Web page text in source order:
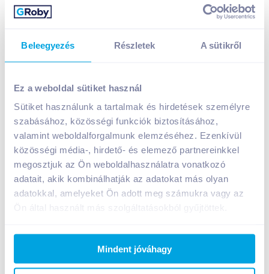
Beleegyezés Részletek A sütikről
Ez a weboldal sütiket használ
Sütiket használunk a tartalmak és hirdetések személyre
szabásához, közösségi funkciók biztosításához,
valamint weboldalforgalmunk elemzéséhez. Ezenkívül
közösségi média-, hirdető- és elemező partnereinkkel
megosztjuk az Ön weboldalhasználatra vonatkozó
adatait, akik kombinálhatják az adatokat más olyan
adatokkal, amelyeket Ön adott meg számukra vagy az
Mindent jóváhagy
Frittmann Irsai Olivér 2023 0,75 l száraz fehérbor
1 899Ft /
Egységár: 2 532 Ft / liter
Nettó eladási ár: 1 495Ft /db(27% áfa)
KosárbaKosárba
A termék megszűnt
Bevásárlólistához adom Értesíts, ha olcsóbb!